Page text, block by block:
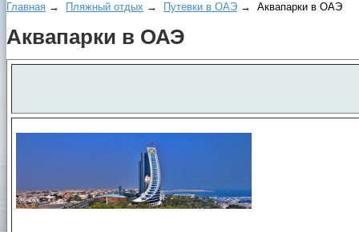
Главная → Пляжный отдых → Путевки в ОАЭ → Аквапарки в ОАЭ
Аквапарки в ОАЭ